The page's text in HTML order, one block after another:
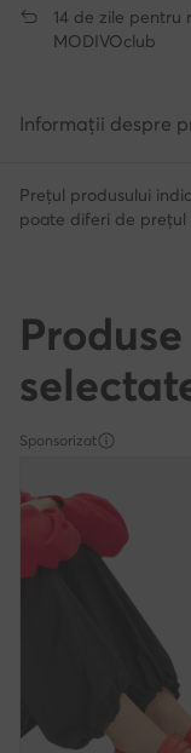
14 de zile pentru
MODIVOclub
Informații despre
Prețul produsului
poate diferi de prețul
Sponsorizat